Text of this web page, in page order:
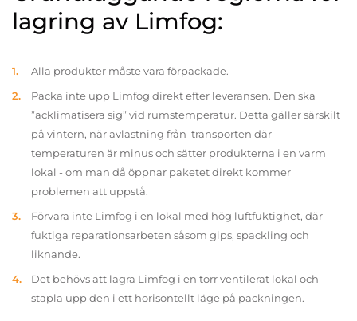
lagring av Limfog:
Alla produkter måste vara förpackade.
Packa inte upp Limfog direkt efter leveransen. Den ska
”acklimatisera sig” vid rumstemperatur. Detta gäller särskilt
på vintern, när avlastning från transporten där
temperaturen är minus och sätter produkterna i en varm
lokal - om man då öppnar paketet direkt kommer
problemen att uppstå.
Förvara inte Limfog i en lokal med hög luftfuktighet, där
fuktiga reparationsarbeten såsom gips, spackling och
liknande.
Det behövs att lagra Limfog i en torr ventilerat lokal och
stapla upp den i ett horisontellt läge på packningen.